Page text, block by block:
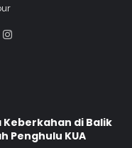
YouTube
Keberkahan di Balik
Penghulu KUA